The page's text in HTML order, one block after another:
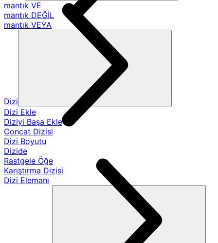
mantık VE
mantık DEĞİL
mantık VEYA
Dizi
Dizi Ekle
Diziyi Başa Ekle
Concat Dizisi
Dizi Boyutu
Dizide
Rastgele Öğe
Karıştırma Dizisi
Dizi Elemanı